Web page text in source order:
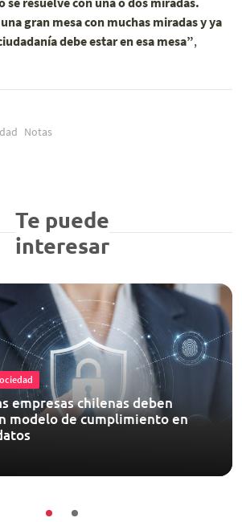
gran mesa con muchas miradas y ya
debe estar en esa mesa”,
Notas
Te puede
interesar
empresas chilenas deben
modelo de cumplimiento en